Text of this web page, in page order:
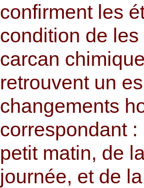
confirment les
condition de
carcan
retrouvent un
changements
correspondant
petit matin, de
journée, et de